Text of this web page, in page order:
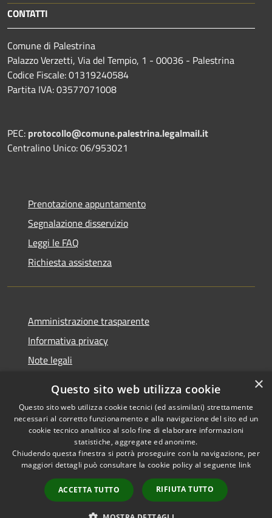
CONTATTI
Comune di Palestrina
Palazzo Verzetti, Via del Tempio, 1 - 00036 - Palestrina
Codice Fiscale: 01319240584
Partita IVA: 03577071008
PEC: protocollo@comune.palestrina.legalmail.it
Centralino Unico: 06/953021
Prenotazione appuntamento
Segnalazione disservizio
Leggi le FAQ
Richiesta assistenza
Amministrazione trasparente
Informativa privacy
Note legali
Accessibilità
Privacy
Mappa del sito
Copyright © 2026 • Comune di
Palestrina • Powered by
Municipium•Accesso
redazione
×
Questo sito web utilizza cookie
Questo sito web utilizza cookie tecnici (ed assimilati) strettamente
necessari al corretto funzionamento e alla navigazione del sito ed un
cookie tecnico analitico al solo fine di elaborare informazioni
statistiche, aggregate ed anonime.
Chiudendo questa finestra si potrà proseguire con la navigazione, per
maggiori dettagli può consultare la cookie policy al seguente link
ACCETTA TUTTO RIFIUTA TUTTO